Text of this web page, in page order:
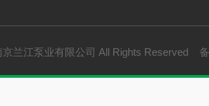
京兰江泵业有限公司 All Rights Reserved